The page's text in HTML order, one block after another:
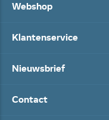
Webshop
Klantenservice
Nieuwsbrief
Contact